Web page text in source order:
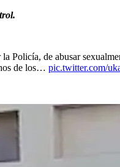
Policía, de abusar
de los… pic.twitter.com/